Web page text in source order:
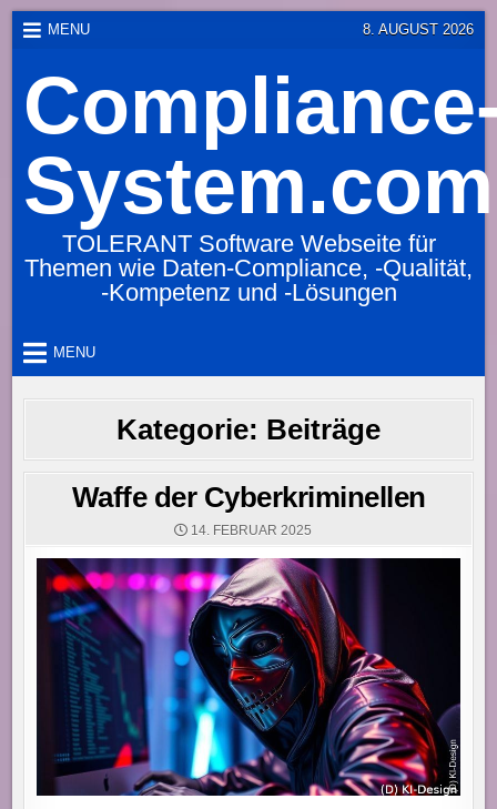
Skip
content
MENU 8. AUGUST 2026
System.com
TOLERANT Software Webseite für
Themen wie Daten-Compliance, -Qualität,
-Kompetenz und -Lösungen
MENU
Kategorie: Beiträge
Waffe der Cyberkriminellen
14. FEBRUAR 2025